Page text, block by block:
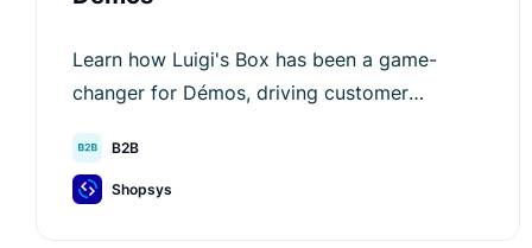
Learn how Luigi's Box has been a game-
changer for Démos, driving customer
values in B2B.
B2B
Shopsys